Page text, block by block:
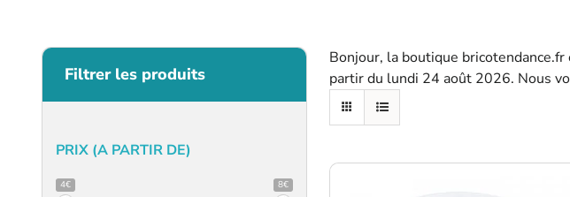
Bonjour, la boutique
partir du lundi 24 août 2026. Nous
Filtrer les produits
PRIX (A PARTIR DE)
4€ 8€